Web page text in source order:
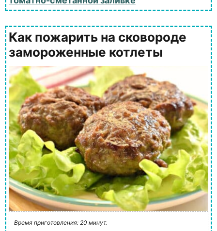
Как пожарить на сковороде
замороженные котлеты
Время приготовления: 20 минут.